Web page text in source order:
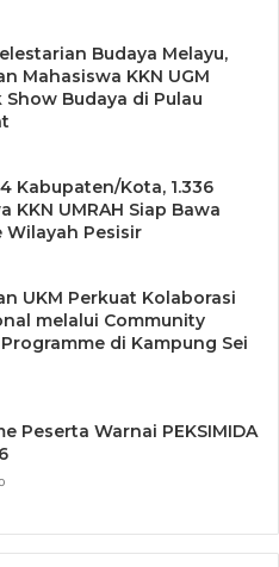
Budaya Melayu,
Mahasiswa KKN UGM
Show Budaya di Pulau
Kabupaten/Kota, 1.336
KKN UMRAH Siap Bawa
Wilayah Pesisir
UKM Perkuat Kolaborasi
melalui Community
di Kampung Sei
Peserta Warnai PEKSIMIDA